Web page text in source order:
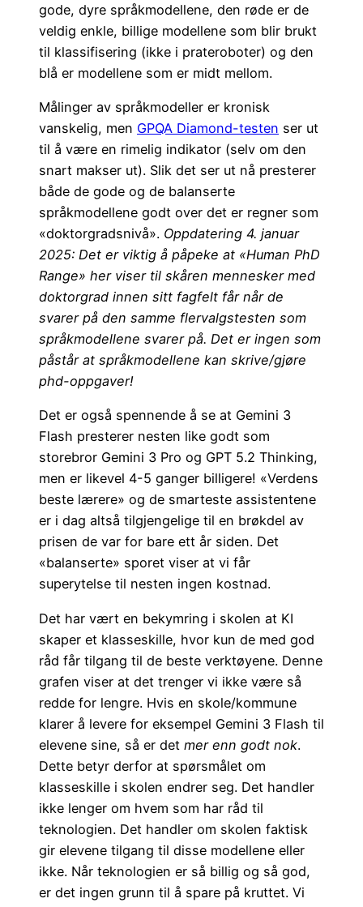
gode, dyre språkmodellene, den røde er de
veldig enkle, billige modellene som blir brukt
til klassifisering (ikke i prateroboter) og den
blå er modellene som er midt mellom.
Målinger av språkmodeller er kronisk
vanskelig, men GPQA Diamond-testen ser ut
til å være en rimelig indikator (selv om den
snart makser ut). Slik det ser ut nå presterer
både de gode og de balanserte
språkmodellene godt over det er regner som
«doktorgradsnivå». Oppdatering 4. januar
2025: Det er viktig å påpeke at «Human PhD
Range» her viser til skåren mennesker med
doktorgrad innen sitt fagfelt får når de
svarer på den samme flervalgstesten som
språkmodellene svarer på. Det er ingen som
påstår at språkmodellene kan skrive/gjøre
phd-oppgaver!
Det er også spennende å se at Gemini 3
Flash presterer nesten like godt som
storebror Gemini 3 Pro og GPT 5.2 Thinking,
men er likevel 4-5 ganger billigere! «Verdens
beste lærere» og de smarteste assistentene
er i dag altså tilgjengelige til en brøkdel av
prisen de var for bare ett år siden. Det
«balanserte» sporet viser at vi får
superytelse til nesten ingen kostnad.
Det har vært en bekymring i skolen at KI
skaper et klasseskille, hvor kun de med god
råd får tilgang til de beste verktøyene. Denne
grafen viser at det trenger vi ikke være så
redde for lengre. Hvis en skole/kommune
klarer å levere for eksempel Gemini 3 Flash til
elevene sine, så er det mer enn godt nok.
Dette betyr derfor at spørsmålet om
klasseskille i skolen endrer seg. Det handler
ikke lenger om hvem som har råd til
teknologien. Det handler om skolen faktisk
gir elevene tilgang til disse modellene eller
ikke. Når teknologien er så billig og så god,
er det ingen grunn til å spare på kruttet. Vi